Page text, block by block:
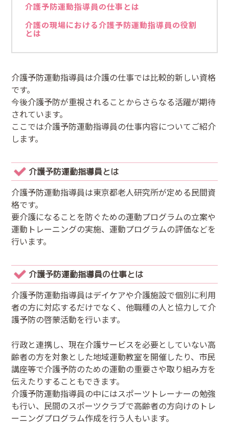
介護予防運動指導員の仕事とは
介護の現場における介護予防運動指導員の役割
とは
介護予防運動指導員は介護の仕事では比較的新しい資格
です。
今後介護予防が重視されることからさらなる活躍が期待
されています。
ここでは介護予防運動指導員の仕事内容についてご紹介
します。
介護予防運動指導員とは
介護予防運動指導員は東京都老人研究所が定める民間資
格です。
要介護になることを防ぐための運動プログラムの立案や
運動トレーニングの実施、運動プログラムの評価などを
行います。
介護予防運動指導員の仕事とは
介護予防運動指導員はデイケアや介護施設で個別に利用
者の方に対応するだけでなく、他職種の人と協力して介
護予防の啓蒙活動を行います。
行政と連携し、現在介護サービスを必要としていない高
齢者の方を対象とした地域運動教室を開催したり、市民
講座等で介護予防のための運動の重要さや取り組み方を
伝えたりすることもできます。
介護予防運動指導員の中にはスポーツトレーナーの勉強
も行い、民間のスポーツクラブで高齢者の方向けのトレ
ーニングプログラム作成を行う人もいます。